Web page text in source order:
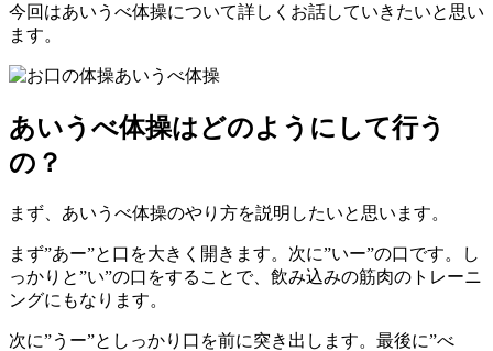
今回はあいうべ体操について詳しくお話していきたいと思い
ます。
あいうべ体操はどのようにして行う
の？
まず、あいうべ体操のやり方を説明したいと思います。
まず”あー”と口を大きく開きます。次に”いー”の口です。し
っかりと”い”の口をすることで、飲み込みの筋肉のトレーニ
ングにもなります。
次に”うー”としっかり口を前に突き出します。最後に”べ